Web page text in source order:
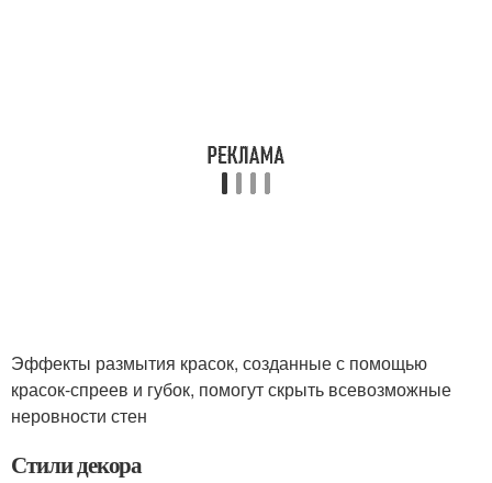
Эффекты размытия красок, созданные с помощью
красок-спреев и губок, помогут скрыть всевозможные
неровности стен
Стили декора